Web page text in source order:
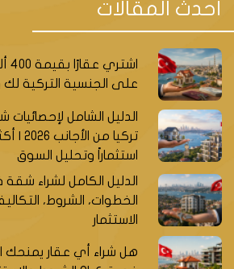
الآسيوي من اسطنبول، وتعتبر من أهم
والاستثمارية في المدينة. تتنوع
اسكودار بين القديمة والحديثة، وبين
وبين البحرية والخضراء، مما يوفر
والمستثمرين. في هذا المقال،
العقارات والشقق في اسكودار،
مميزات الاستثمار العقاري في
اسطنبول
الاستثمار العقاري في اسكودار يحمل
التي تجعله فرصة لا تفوت للمستثمرين
عائد مرتفع ومضمون. من بين هذه
أحدث المقالات
على الجنسية التركية لك
الدليل الشامل لإحصائيات
تركيا
استثماراً وتحليل السوق
الخطوات، الشروط،
الاستثمار
هل شراء أي عقار يمنحك